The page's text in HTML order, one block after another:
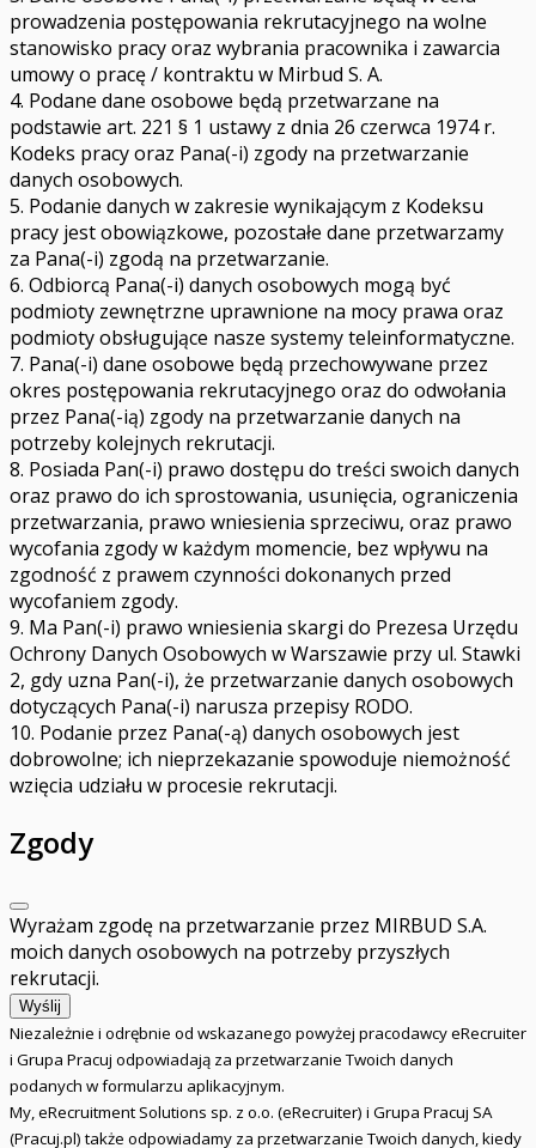
prowadzenia postępowania rekrutacyjnego na wolne
stanowisko pracy oraz wybrania pracownika i zawarcia
umowy o pracę / kontraktu w Mirbud S. A.
4. Podane dane osobowe będą przetwarzane na
podstawie art. 221 § 1 ustawy z dnia 26 czerwca 1974 r.
Kodeks pracy oraz Pana(-i) zgody na przetwarzanie
danych osobowych.
5. Podanie danych w zakresie wynikającym z Kodeksu
pracy jest obowiązkowe, pozostałe dane przetwarzamy
za Pana(-i) zgodą na przetwarzanie.
6. Odbiorcą Pana(-i) danych osobowych mogą być
podmioty zewnętrzne uprawnione na mocy prawa oraz
podmioty obsługujące nasze systemy teleinformatyczne.
7. Pana(-i) dane osobowe będą przechowywane przez
okres postępowania rekrutacyjnego oraz do odwołania
przez Pana(-ią) zgody na przetwarzanie danych na
potrzeby kolejnych rekrutacji.
8. Posiada Pan(-i) prawo dostępu do treści swoich danych
oraz prawo do ich sprostowania, usunięcia, ograniczenia
przetwarzania, prawo wniesienia sprzeciwu, oraz prawo
wycofania zgody w każdym momencie, bez wpływu na
zgodność z prawem czynności dokonanych przed
wycofaniem zgody.
9. Ma Pan(-i) prawo wniesienia skargi do Prezesa Urzędu
Ochrony Danych Osobowych w Warszawie przy ul. Stawki
2, gdy uzna Pan(-i), że przetwarzanie danych osobowych
dotyczących Pana(-i) narusza przepisy RODO.
10. Podanie przez Pana(-ą) danych osobowych jest
dobrowolne; ich nieprzekazanie spowoduje niemożność
wzięcia udziału w procesie rekrutacji.
Zgody
Wyrażam zgodę na przetwarzanie przez MIRBUD S.A.
moich danych osobowych na potrzeby przyszłych
rekrutacji.
Wyślij
Niezależnie i odrębnie od wskazanego powyżej pracodawcy eRecruiter
i Grupa Pracuj odpowiadają za przetwarzanie Twoich danych
podanych w formularzu aplikacyjnym.
My, eRecruitment Solutions sp. z o.o. (eRecruiter) i Grupa Pracuj SA
(Pracuj.pl) także odpowiadamy za przetwarzanie Twoich danych, kiedy